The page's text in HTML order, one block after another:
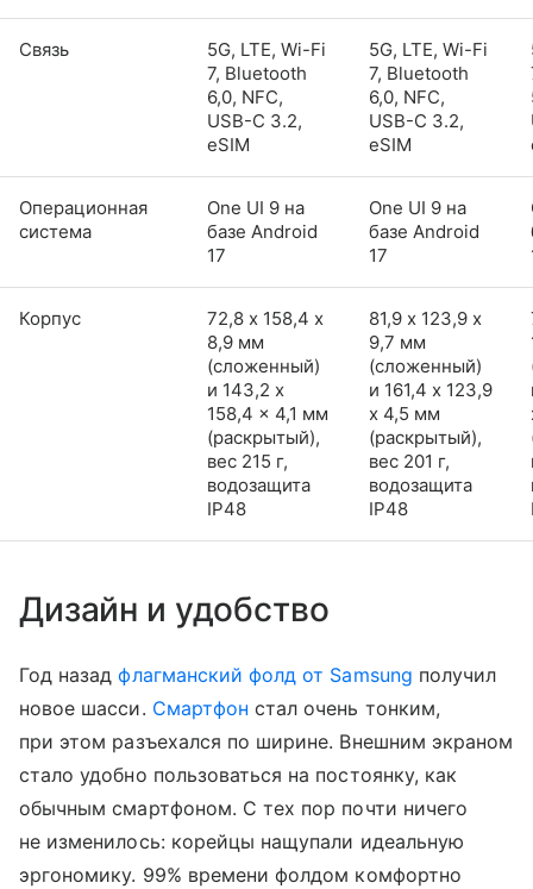
Связь
5G, LTE, Wi-Fi
7, Bluetooth
6,0, NFC,
USB-C 3.2,
eSIM
5G, LTE, Wi-Fi
7, Bluetooth
6,0, NFC,
USB-C 3.2,
eSIM
Операционная
система
One UI 9 на
базе Android
17
One UI 9 на
базе Android
17
Корпус
72,8 х 158,4 х
8,9 мм
(сложенный)
и 143,2 x
158,4 x 4,1 мм
(раскрытый),
вес 215 г,
водозащита
IP48
81,9 х 123,9 х
9,7 мм
(сложенный)
и 161,4 x 123,9
x 4,5 мм
(раскрытый),
вес 201 г,
водозащита
IP48
Дизайн и удобство
Год назадфлагманский фолд от Samsung получил
новое шасси. Смартфон стал очень тонким,
при этом разъехался по ширине. Внешним экраном
стало удобно пользоваться на постоянку, как
обычным смартфоном. С тех пор почти ничего
не изменилось: корейцы нащупали идеальную
эргономику. 99% времени фолдом комфортно